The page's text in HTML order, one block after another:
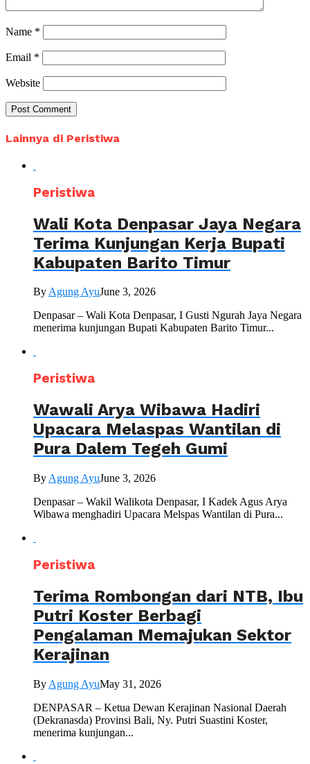
Name *
Email *
Website
Lainnya di Peristiwa
Peristiwa
Wali Kota Denpasar Jaya Negara
Terima Kunjungan Kerja Bupati
Kabupaten Barito Timur
ByAgung AyuJune 3, 2026
Denpasar – Wali Kota Denpasar, I Gusti Ngurah Jaya Negara
menerima kunjungan Bupati Kabupaten Barito Timur...
Peristiwa
Wawali Arya Wibawa Hadiri
Upacara Melaspas Wantilan di
Pura Dalem Tegeh Gumi
By Agung AyuJune 3, 2026
Denpasar – Wakil Walikota Denpasar, I Kadek Agus Arya
Wibawa menghadiri Upacara Melspas Wantilan di Pura...
Peristiwa
Terima Rombongan dari NTB, Ibu
Putri Koster Berbagi
Pengalaman Memajukan Sektor
Kerajinan
By Agung AyuMay 31, 2026
DENPASAR – Ketua Dewan Kerajinan Nasional Daerah
(Dekranasda) Provinsi Bali, Ny. Putri Suastini Koster,
menerima kunjungan...